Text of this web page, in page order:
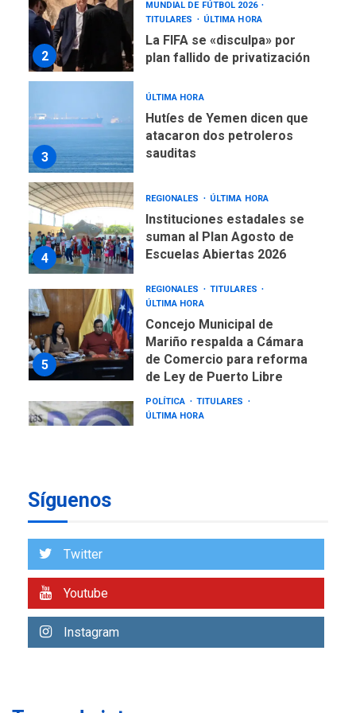
2
MUNDIAL DE FÚTBOL 2026
TITULARES
ÚLTIMA HORA
La FIFA se «disculpa» por
plan fallido de privatización
3
ÚLTIMA HORA
Hutíes de Yemen dicen que
atacaron dos petroleros
sauditas
4
REGIONALES ÚLTIMA HORA
Instituciones estadales se
suman al Plan Agosto de
Escuelas Abiertas 2026
5
REGIONALES
TITULARES
ÚLTIMA HORA
Concejo Municipal de
Mariño respalda a Cámara
de Comercio para reforma
de Ley de Puerto Libre
POLÍTICA
TITULARES
ÚLTIMA HORA
7
regional nos respaldaron
asegura Gustavo Duque
NACIONALES
TITULARES
Síguenos
Twitter
Youtube
Instagram